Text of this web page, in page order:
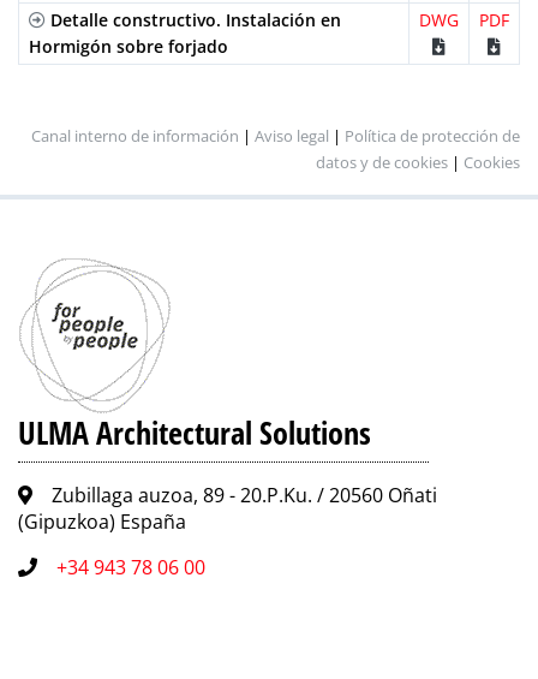
por ML
Acero
Ranurada
Apoyada
Galvanizado
Doble
Inoxidable
IP150UCA
mediante
2
Detalle constructivo. Instalación en
Hormigón sobre forjado
DWG PDF
Canal interno de información | Aviso legal | Política de protección de
datos y de cookies | Cookies
ULMA Architectural Solutions
Zubillaga auzoa, 89 - 20.P.Ku. / 20560 Oñati
(Gipuzkoa) España
+34 943 78 06 00